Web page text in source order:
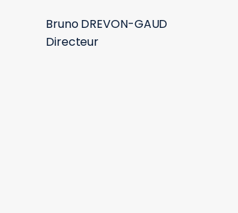
Bruno DREVON-GAUD
Directeur